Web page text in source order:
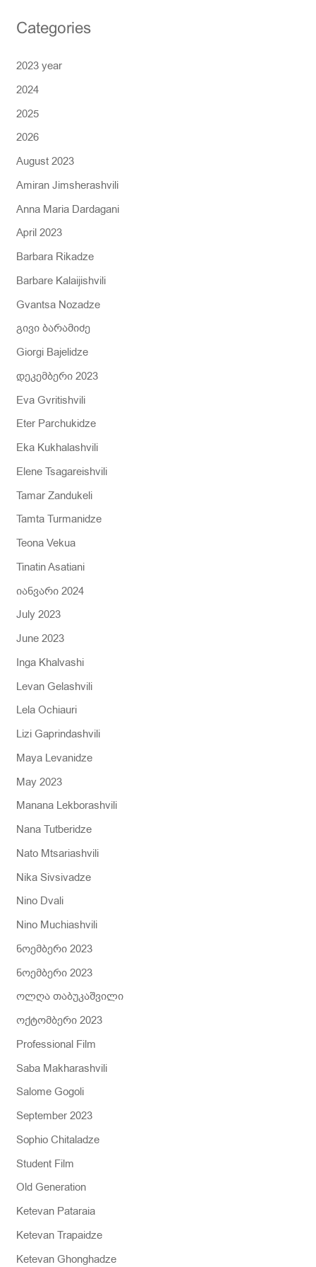
c
f
o
r
:
Categories
2023 year
2024
2025
2026
August 2023
Amiran Jimsherashvili
Anna Maria Dardagani
April 2023
Barbara Rikadze
Barbare Kalaijishvili
Gvantsa Nozadze
გივი ბარამიძე
Giorgi Bajelidze
დეკემბერი 2023
Eva Gvritishvili
Eter Parchukidze
Eka Kukhalashvili
Elene Tsagareishvili
Tamar Zandukeli
Tamta Turmanidze
Teona Vekua
Tinatin Asatiani
იანვარი 2024
July 2023
June 2023
Inga Khalvashi
Levan Gelashvili
Lela Ochiauri
Lizi Gaprindashvili
Maya Levanidze
May 2023
Manana Lekborashvili
Nana Tutberidze
Nato Mtsariashvili
Nika Sivsivadze
Nino Dvali
Nino Muchiashvili
ნოემბერი 2023
ნოემბერი 2023
ოლღა თაბუკაშვილი
ოქტომბერი 2023
Professional Film
Saba Makharashvili
Salome Gogoli
September 2023
Sophio Chitaladze
Student Film
Old Generation
Ketevan Pataraia
Ketevan Trapaidze
Ketevan Ghonghadze